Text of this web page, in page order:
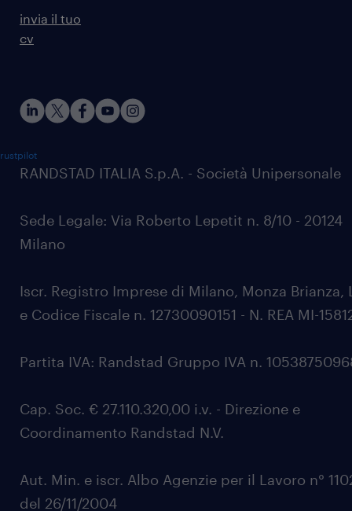
invia il tuo
cv
RANDSTAD ITALIA S.p.A. - Società Unipersonale
Sede Legale: Via Roberto Lepetit n. 8/10 - 20124
Milano
Iscr. Registro Imprese di Milano, Monza Brianza,
e Codice Fiscale n. 12730090151 - N. REA MI-
Partita IVA: Randstad Gruppo IVA n.
Cap. Soc. € 27.110.320,00 i.v. - Direzione e
Coordinamento Randstad N.V.
Aut. Min. e iscr. Albo Agenzie per il Lavoro n°
del 26/11/2004